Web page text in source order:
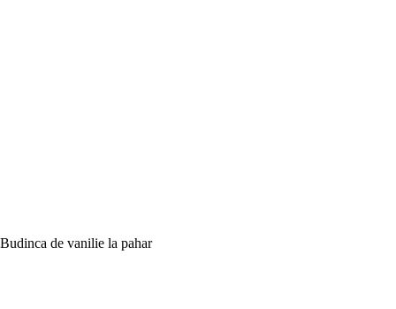
Budinca de vanilie la pahar